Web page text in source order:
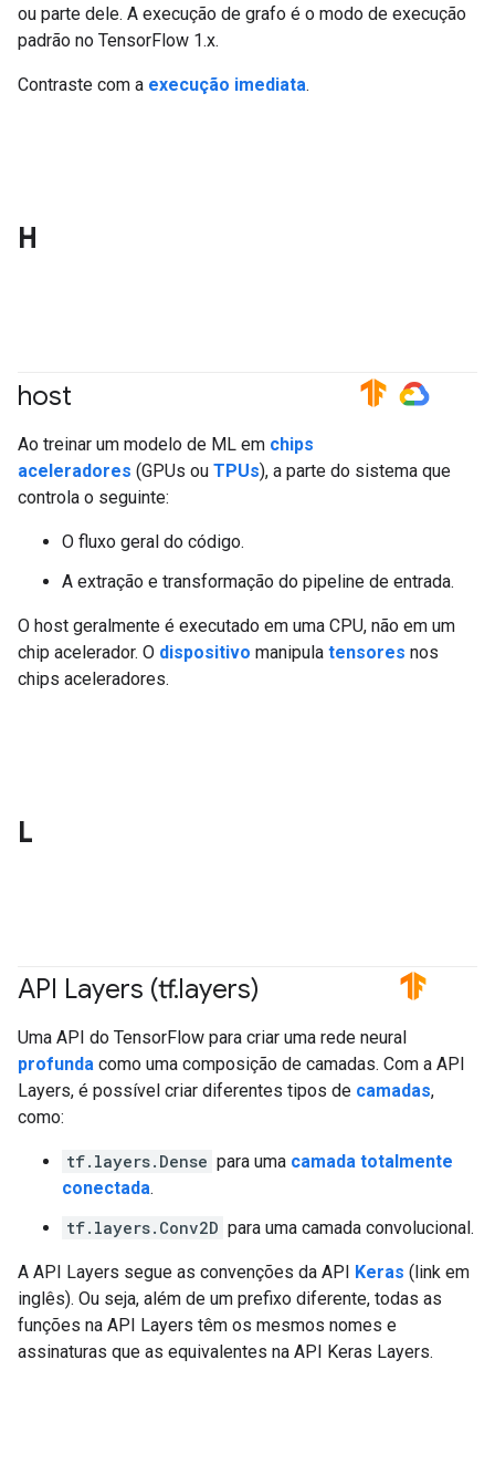
ou parte dele. A execução de grafo é o modo de execução
padrão no TensorFlow 1.x.
Contraste com a execução imediata.
H
host #TensorFlow #GoogleCloud
Ao treinar um modelo de ML em chips
aceleradores (GPUs ou TPUs), a parte do sistema que
controla o seguinte:
O fluxo geral do código.
A extração e transformação do pipeline de entrada.
O host geralmente é executado em uma CPU, não em um
chip acelerador. O dispositivo manipula tensores nos
chips aceleradores.
L
API Layers (tf.layers) #TensorFlow
Uma API do TensorFlow para criar uma rede neural
profunda como uma composição de camadas. Com a API
Layers, é possível criar diferentes tipos de camadas,
como:
tf.layers.Dense para uma camada totalmente
conectada.
tf.layers.Conv2D para uma camada convolucional.
A API Layers segue as convenções da API Keras (link em
inglês). Ou seja, além de um prefixo diferente, todas as
funções na API Layers têm os mesmos nomes e
assinaturas que as equivalentes na API Keras Layers.